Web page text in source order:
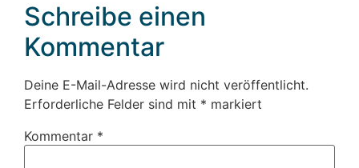
Schreibe einen
Kommentar
Deine E-Mail-Adresse wird nicht veröffentlicht.
Erforderliche Felder sind mit * markiert
Kommentar *